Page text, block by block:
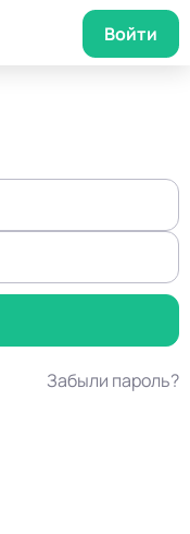
Войти
Забыли пароль?